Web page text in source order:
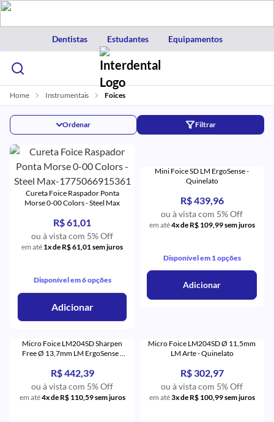
Dentistas Estudantes Equipamentos
Home Instrumentais Foices
Filtrar
Ordenar
Cureta Foice Raspador Ponta
Morse 0-00 Colors - Steel Max
R$ 61,01
ou à vista com 5% Off
em até 1x de R$ 61,01 sem juros
Disponível em 6 opções
Adicionar
Mini Foice SD LM ErgoSense -
Quinelato
R$ 439,96
ou à vista com 5% Off
em até4x de R$ 109,99 sem juros
Disponível em 1 opções
Adicionar
Micro Foice LM204SD Sharpen
Free Ø 13,7mm LM ErgoSense -
R$ 442,39
ou à vista com 5% Off
em até4x de R$ 110,59 sem juros
Micro Foice LM204SD Ø 11,5mm
LM Arte - Quinelato
R$ 302,97
ou à vista com 5% Off
em até3x de R$ 100,99 sem juros